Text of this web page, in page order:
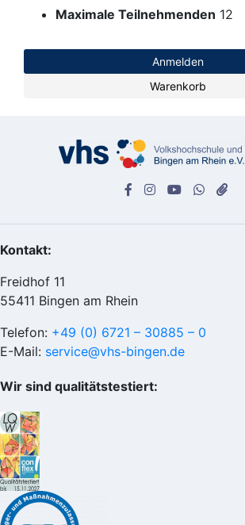
Maximale Teilnehmenden 12
Anmelden
Warenkorb
Kontakt:
Freidhof 11
55411 Bingen am Rhein
Telefon: +49 (0) 6721 – 30885 – 0
E-Mail: service@vhs-bingen.de
Wir sind qualitätstestiert: